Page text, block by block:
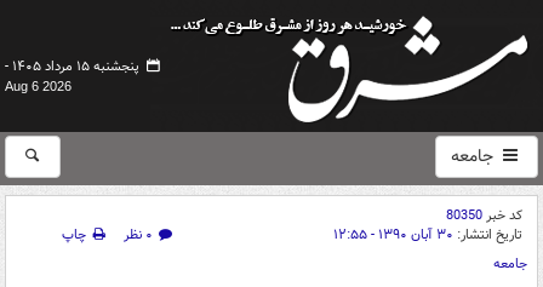
پنجشنبه ۱۵ مرداد ۱۴۰۵ -
Aug 6 2026
جامعه
کد خبر80350
تاریخ انتشار: ۳۰ آبان ۱۳۹۰ - ۱۲:۵۵ ۰ نظر
چاپ
جامعه